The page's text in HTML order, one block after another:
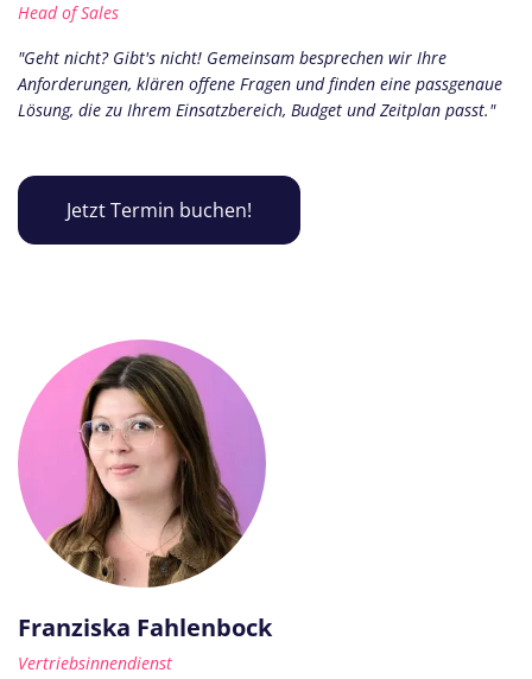
Head of Sales
"Geht nicht? Gibt's nicht! Gemeinsam besprechen wir Ihre
Anforderungen, klären offene Fragen und finden eine passgenaue
Lösung, die zu Ihrem Einsatzbereich, Budget und Zeitplan passt."
Jetzt Termin buchen!
Franziska Fahlenbock
Vertriebsinnendienst